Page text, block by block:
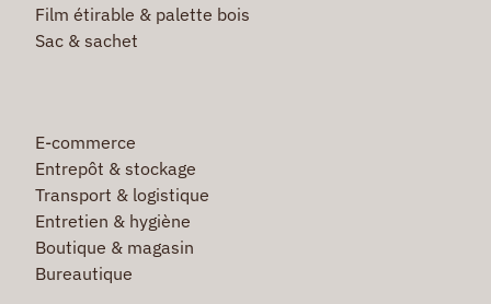
Film étirable & palette bois
Sac & sachet
E-commerce
Entrepôt & stockage
Transport & logistique
Entretien & hygiène
Boutique & magasin
Bureautique